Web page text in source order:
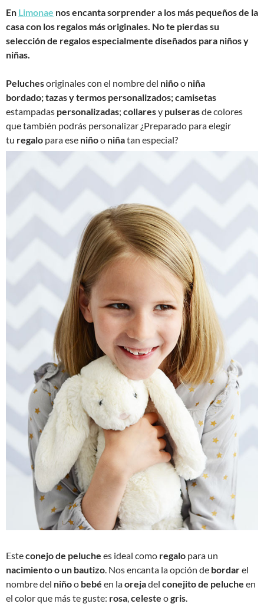
En Limonae nos encanta sorprender a los más pequeños de la
casa con los regalos más originales. No te pierdas su
selección de regalos especialmente diseñados para niños y
niñas.
Peluchesoriginales con el nombre del niñoo niña
bordado;tazas y termos personalizados;camisetas
estampadas personalizadas; collaresy pulserasde colores
que también podrás personalizar ¿Preparado para elegir
tu regalo para ese niñoo niñatan especial?
Esteconejo de peluche es ideal como regalo para un
nacimiento o un bautizo . Nos encanta la opción de bordarel
nombredel niñoo bebé en laorejadel conejito de peluche en
el color que más te guste: rosa celeste ogris